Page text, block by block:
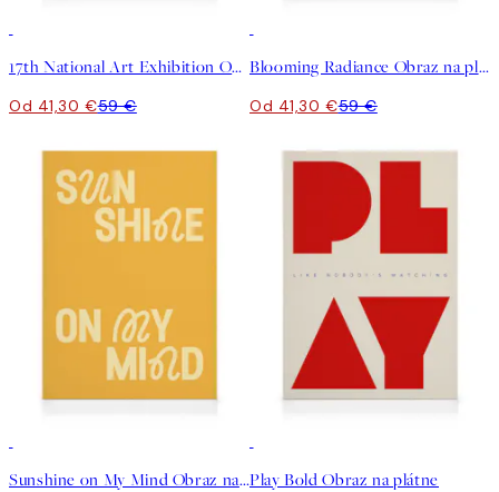
17th National Art Exhibition Obraz na plátne
Od 41,30 €59 €
Blooming Radiance Obraz na plátne
Od 41,30 €59 €
Sunshine on My Mind Obraz na plátnePlay Bold Obraz na plátne